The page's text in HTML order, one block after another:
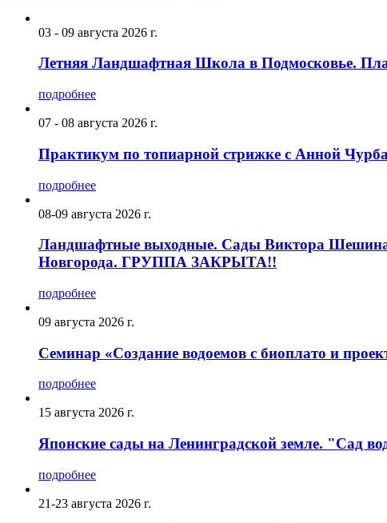
03 - 09 августа 2026 г.
Летняя Ландшафтная Школа в Подмосковье.
подробнее
07 - 08 августа 2026 г.
Практикум по топиарной стрижке с Анной
подробнее
08-09 августа 2026 г.
Ландшафтные выходные. Сады Виктора Шешина
Новгорода. ГРУППА ЗАКРЫТА!!
подробнее
09 августа 2026 г.
Семинар «Создание водоемов с биоплато и
подробнее
15 августа 2026 г.
Японские сады на Ленинградской земле.
подробнее
21-23 августа 2026 г.